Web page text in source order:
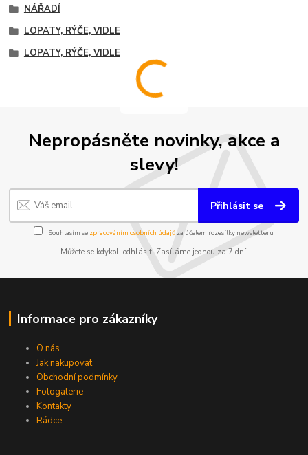
NÁŘADÍ
LOPATY, RÝČE, VIDLE
LOPATY, RÝČE, VIDLE
Nepropásněte novinky, akce a
slevy!
Přihlásit se
Souhlasím se zpracováním osobních údajůza účelem rozesílky newsletteru.
Můžete se kdykoli odhlásit. Zasíláme jednou za 7 dní.
Informace pro zákazníky
O nás
Jak nakupovat
Obchodní podmínky
Fotogalerie
Kontakty
Rádce